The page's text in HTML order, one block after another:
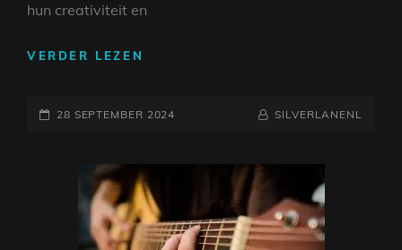
hun creativiteit en
VERDER LEZEN
WERELD
LIEDJES
GEPLAATST
28 SEPTEMBER 2024 NAAMREGEL
BYLINE
SILVERLANENL